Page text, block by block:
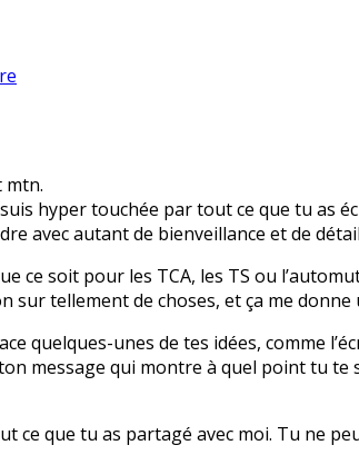
mtn.
hyper touchée par tout ce que tu as
avec autant de bienveillance et de
ce soit pour les TCA, les TS ou
tellement de choses, et ça me donne
quelques-unes de tes idées, comme
message qui montre à quel point tu te
ce que tu as partagé avec moi. Tu ne